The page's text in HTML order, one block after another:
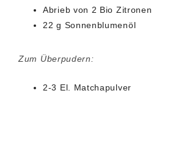
Abrieb von 2 Bio Zitronen
22 g Sonnenblumenöl
Zum Überpudern:
2-3 El. Matchapulver